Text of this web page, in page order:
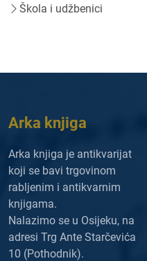
Škola i udžbenici
Arka knjiga
Arka knjiga je antikvarijat
koji se bavi trgovinom
rabljenim i antikvarnim
knjigama.
Nalazimo se u Osijeku, na
adresi Trg Ante Starčevića
10 (Pothodnik).